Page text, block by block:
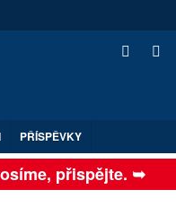
PŘÍSPĚVKY
přispějte. ➥